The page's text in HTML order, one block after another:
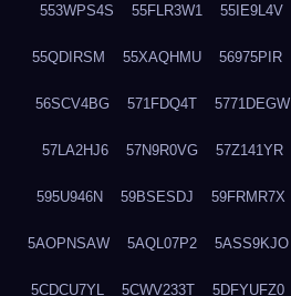
553WPS4S 55FLR3W1 55IE9L4V
55QDIRSM 55XAQHMU 56975PIR
56SCV4BG 571FDQ4T 5771DEGW
57LA2HJ6 57N9R0VG 57Z141YR
595U946N 59BSESDJ 59FRMR7X
5AOPNSAW 5AQL07P2 5ASS9KJO
5CDCU7YL 5CWV233T 5DFYUFZ0